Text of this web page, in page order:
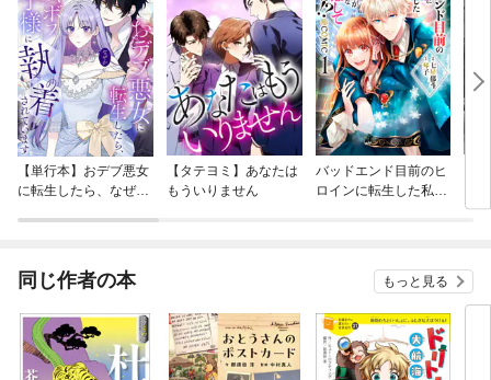
【単行本】おデブ悪女
に転生したら、なぜか
【タテヨミ】あなたは
もういりません
バッドエンド目前のヒ
ロインに転生した私、
同じ作者の本 もっと見る